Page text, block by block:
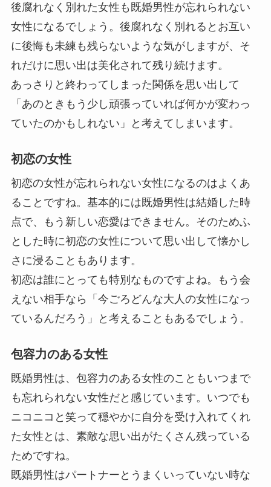
後腐れなく別れた女性も既婚男性が忘れられない
女性になるでしょう。後腐れなく別れるとお互い
に後悔も未練も残らないような気がしますが、そ
れだけに思い出は美化されて残り続けます。
あっさりと終わってしまった関係を思い出して
「あのときもう少し頑張っていれば何かが変わっ
ていたのかもしれない」と考えてしまいます。
初恋の女性
初恋の女性が忘れられない女性になるのはよくあ
ることですね。基本的には既婚男性は結婚した時
点で、もう新しい恋愛はできません。そのためふ
とした時に初恋の女性について思い出して懐かし
さに浸ることもあります。
初恋は誰にとっても特別なものですよね。もう会
えない相手なら「今ごろどんな大人の女性になっ
ているんだろう」と考えることもあるでしょう。
包容力のある女性
既婚男性は、包容力のある女性のこともいつまで
も忘れられない女性だと感じています。いつでも
ニコニコと笑って穏やかに自分を受け入れてくれ
た女性とは、素敵な思い出がたくさん残っている
ためですね。
既婚男性はパートナーとうまくいっていない時な